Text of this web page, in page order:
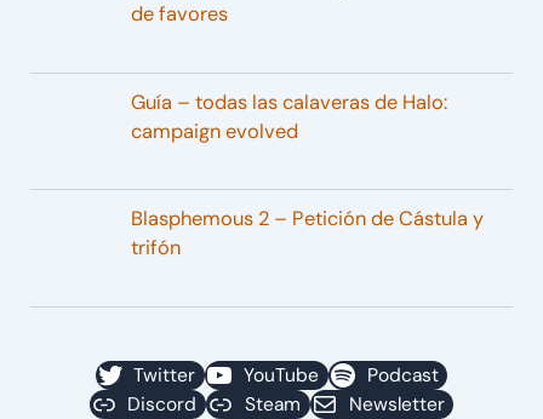
de favores
Guía – todas las calaveras de Halo:
campaign evolved
Blasphemous 2 – Petición de Cástula y
trifón
Twitter YouTube
Podcast
Discord
Steam Newsletter